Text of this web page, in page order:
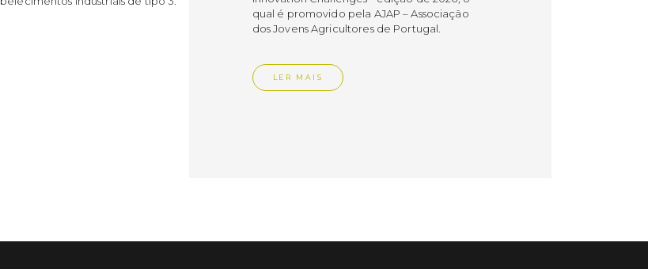
qual é promovido pela AJAP – Associação
dos Jovens Agricultores de Portugal.
LER MAIS